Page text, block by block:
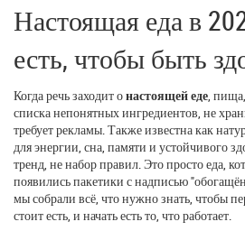
Настоящая еда в
есть, чтобы быть
Когда речь заходит онастоящей еде
списка непонятных ингредиентов, не
требует рекламы . Также известна как
для энергии, сна, памяти и устойчивого
тренд, не набор правил. Это просто еда,
появились пакетики с надписью
мы собрали всё, что нужно знать, чтобы
стоит есть, и начать есть то, что работает.